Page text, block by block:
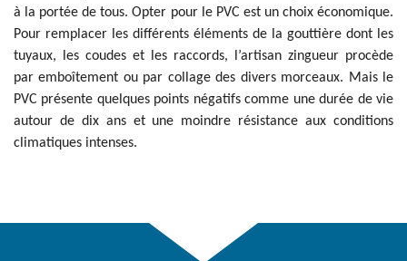
à la portée de tous. Opter pour le PVC est un choix économique.
Pour remplacer les différents éléments de la gouttière dont les
tuyaux, les coudes et les raccords, l’artisan zingueur procède
par emboîtement ou par collage des divers morceaux. Mais le
PVC présente quelques points négatifs comme une durée de vie
autour de dix ans et une moindre résistance aux conditions
climatiques intenses.